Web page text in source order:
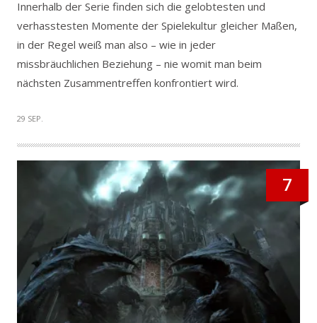
Innerhalb der Serie finden sich die gelobtesten und
verhasstesten Momente der Spielekultur gleicher Maßen,
in der Regel weiß man also – wie in jeder
missbräuchlichen Beziehung – nie womit man beim
nächsten Zusammentreffen konfrontiert wird.
29 SEP.
7